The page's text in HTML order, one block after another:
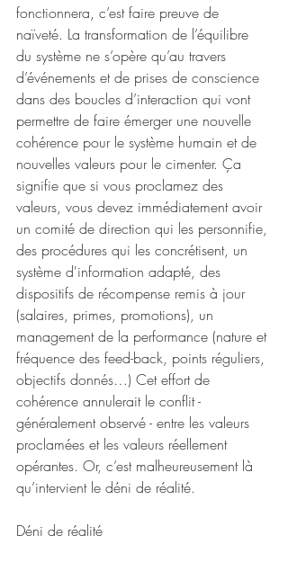
fonctionnera, c’est faire preuve de
naïveté. La transformation de l’équilibre
du système ne s’opère qu’au travers
d’événements et de prises de conscience
dans des boucles d’interaction qui vont
permettre de faire émerger une nouvelle
cohérence pour le système humain et de
nouvelles valeurs pour le cimenter. Ça
signifie que si vous proclamez des
valeurs, vous devez immédiatement avoir
un comité de direction qui les personnifie,
des procédures qui les concrétisent, un
système d'information adapté, des
dispositifs de récompense remis à jour
(salaires, primes, promotions), un
management de la performance (nature et
fréquence des feed-back, points réguliers,
objectifs donnés…) Cet effort de
cohérence annulerait le conflit -
généralement observé - entre les valeurs
proclamées et les valeurs réellement
opérantes. Or, c’est malheureusement là
qu’intervient le déni de réalité.
Déni de réalité